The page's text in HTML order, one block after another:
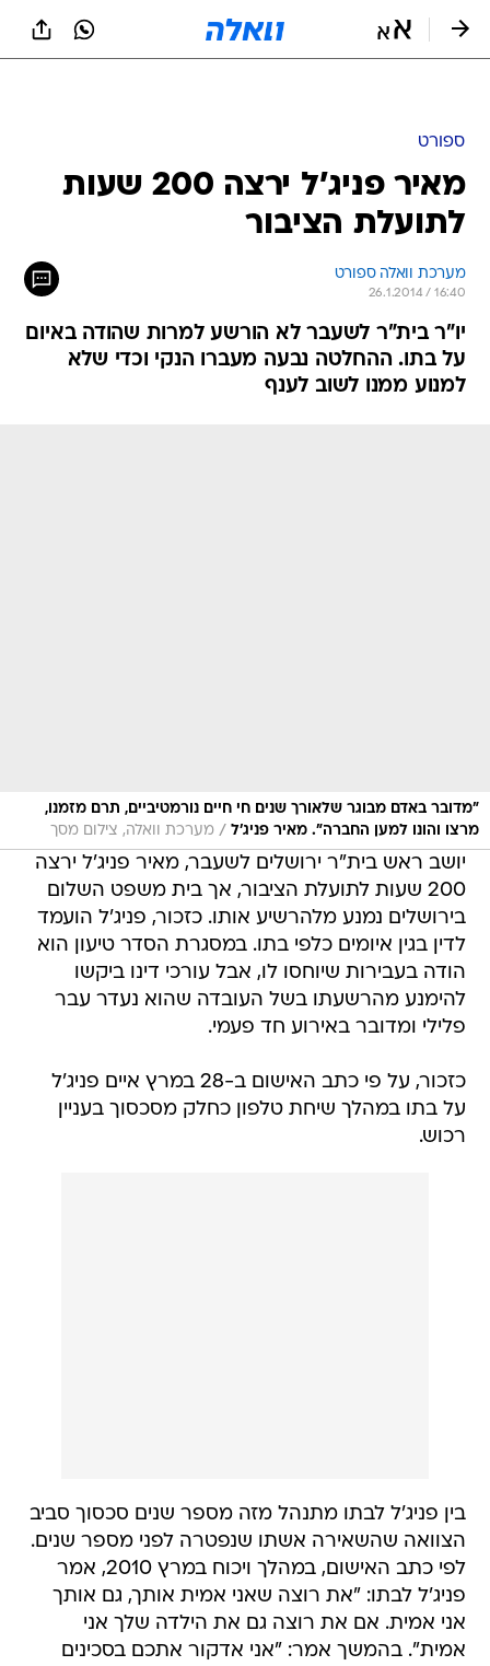
ספורט
מאיר פניג'ל ירצה 200 שעות
לתועלת הציבור
מערכת וואלה ספורט
26.1.2014 / 16:40
יו"ר בית"ר לשעבר לא הורשע למרות שהודה באיום
על בתו. ההחלטה נבעה מעברו הנקי וכדי שלא
למנוע ממנו לשוב לענף
"מדובר באדם מבוגר שלאורך שנים חי חיים נורמטיביים, תרם מזמנו,
מרצו והונו למען החברה". מאיר פניג'ל / מערכת וואלה, צילום מסך
יושב ראש בית"ר ירושלים לשעבר, מאיר פניג'ל ירצה
200 שעות לתועלת הציבור, אך בית משפט השלום
בירושלים נמנע מלהרשיע אותו. כזכור, פניג'ל הועמד
לדין בגין איומים כלפי בתו. במסגרת הסדר טיעון הוא
הודה בעבירות שיוחסו לו, אבל עורכי דינו ביקשו
להימנע מהרשעתו בשל העובדה שהוא נעדר עבר
פלילי ומדובר באירוע חד פעמי.
כזכור, על פי כתב האישום ב-28 במרץ איים פניג'ל
על בתו במהלך שיחת טלפון כחלק מסכסוך בעניין
רכוש.
בין פניג'ל לבתו מתנהל מזה מספר שנים סכסוך סביב
הצוואה שהשאירה אשתו שנפטרה לפני מספר שנים.
לפי כתב האישום, במהלך ויכוח במרץ 2010, אמר
פניג'ל לבתו: "את רוצה שאני אמית אותך, גם אותך
אני אמית. אם את רוצה גם את הילדה שלך אני
אמית". בהמשך אמר: "אני אדקור אתכם בסכינים